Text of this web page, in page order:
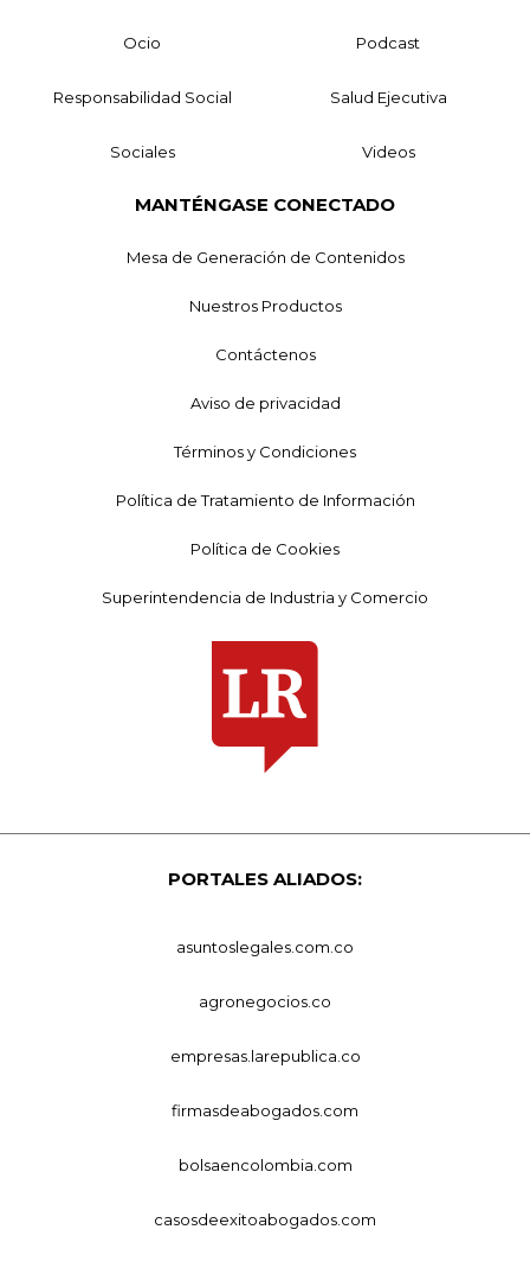
Ocio Podcast
Responsabilidad Social Salud Ejecutiva
Sociales Videos
MANTÉNGASE CONECTADO
Mesa de Generación de Contenidos
Nuestros Productos
Contáctenos
Aviso de privacidad
Términos y Condiciones
Política de Tratamiento de Información
Política de Cookies
Superintendencia de Industria y Comercio
PORTALES ALIADOS:
asuntoslegales.com.co
agronegocios.co
empresas.larepublica.co
firmasdeabogados.com
bolsaencolombia.com
casosdeexitoabogados.com